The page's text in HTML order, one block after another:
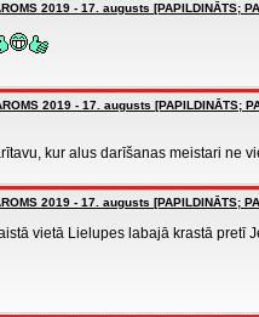
2019 - 17. augusts [PAPILDINĀTS;
2019 - 17. augusts [PAPILDINĀTS;
kur alus darīšanas meistari ne
2019 - 17. augusts [PAPILDINĀTS;
vietā Lielupes labajā krastā pretī